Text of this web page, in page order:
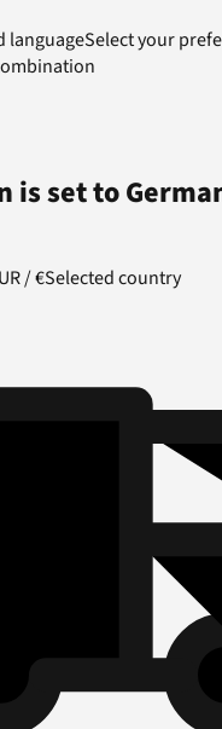
languageSelect your
is set to
/€Selected country